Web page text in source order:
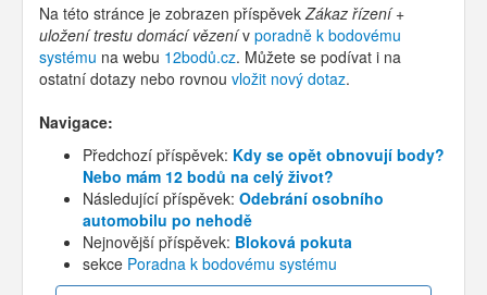
Na této stránce je zobrazen příspěvek Zákaz řízení +
uložení trestu domácí vězenív poradně k bodovému
systému na webu 12bodů.cz. Můžete se podívat i na
ostatní dotazy nebo rovnou vložit nový dotaz.
Navigace:
Předchozí příspěvek: Kdy se opět obnovují body?
Nebo mám 12 bodů na celý život?
Následující příspěvek: Odebrání osobního
automobilu po nehodě
Nejnovější příspěvek: Bloková pokuta
sekce Poradna k bodovému systému